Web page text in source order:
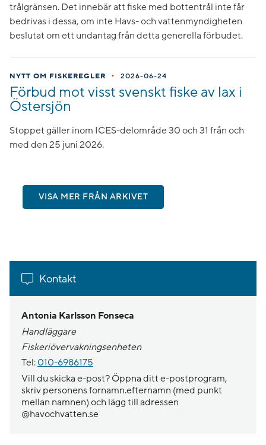
trålgränsen. Det innebär att fiske med bottentrål inte får
bedrivas i dessa, om inte Havs- och vattenmyndigheten
beslutat om ett undantag från detta generella förbudet.
NYTT OM FISKEREGLER • 2026-06-24
Förbud mot visst svenskt fiske av lax i
Östersjön
Stoppet gäller inom ICES-delområde 30 och 31 från och
med den 25 juni 2026.
VISA MER FRÅN ARKIVET
Kontakt
Antonia Karlsson Fonseca
Handläggare
Fiskeriövervakningsenheten
Tel: 010-6986175
Vill du skicka e-post? Öppna ditt e-postprogram,
skriv personens fornamn.efternamn (med punkt
mellan namnen) och lägg till adressen
@havochvatten.se